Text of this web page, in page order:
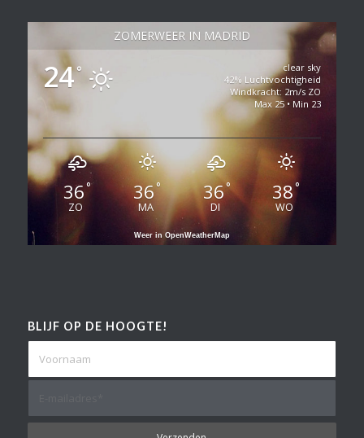
ZOMERWEER IN MADRID
24°
clear sky
42% Luchtvochtigheid
Windkracht: 2m/s ZO
Max 25 • Min 23
36°
ZO
36°
MA
36°
DI
38°
WO
Weer in OpenWeatherMap
BLIJF OP DE HOOGTE!